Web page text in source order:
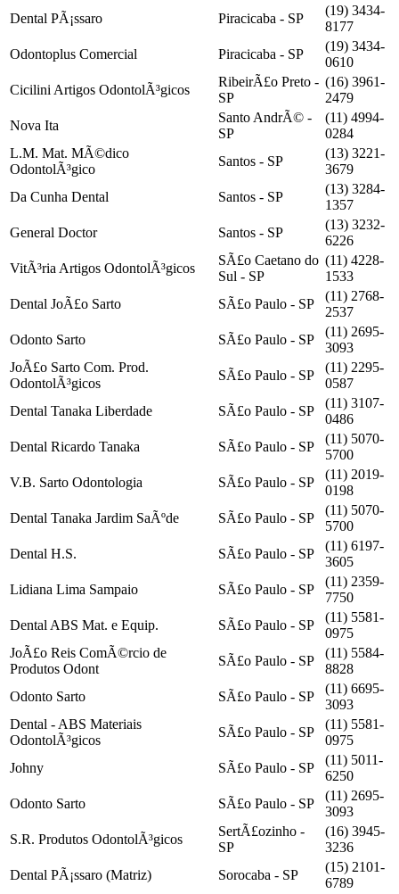
Dental PÃ¡ssaro
Piracicaba - SP
(19) 3434-
8177
Odontoplus Comercial
Piracicaba - SP
(19) 3434-
0610
Cicilini Artigos OdontolÃ³gicos
RibeirÃ£o Preto -
SP
(16) 3961-
2479
Nova Ita
Santo AndrÃ© -
SP
(11) 4994-
0284
L.M. Mat. MÃ©dico
OdontolÃ³gico
Santos - SP
(13) 3221-
3679
Da Cunha Dental
Santos - SP
(13) 3284-
1357
General Doctor
Santos - SP
(13) 3232-
6226
VitÃ³ria Artigos OdontolÃ³gicos
SÃ£o Caetano do
Sul - SP
(11) 4228-
1533
Dental JoÃ£o Sarto
SÃ£o Paulo - SP
(11) 2768-
2537
Odonto Sarto
SÃ£o Paulo - SP
(11) 2695-
3093
JoÃ£o Sarto Com. Prod.
OdontolÃ³gicos
SÃ£o Paulo - SP
(11) 2295-
0587
Dental Tanaka Liberdade
SÃ£o Paulo - SP
(11) 3107-
0486
Dental Ricardo Tanaka
SÃ£o Paulo - SP
(11) 5070-
5700
V.B. Sarto Odontologia
SÃ£o Paulo - SP
(11) 2019-
0198
Dental Tanaka Jardim SaÃºde
SÃ£o Paulo - SP
(11) 5070-
5700
Dental H.S.
SÃ£o Paulo - SP
(11) 6197-
3605
Lidiana Lima Sampaio
SÃ£o Paulo - SP
(11) 2359-
7750
Dental ABS Mat. e Equip.
SÃ£o Paulo - SP
(11) 5581-
0975
JoÃ£o Reis ComÃ©rcio de
Produtos Odont
SÃ£o Paulo - SP
(11) 5584-
8828
Odonto Sarto
SÃ£o Paulo - SP
(11) 6695-
3093
Dental - ABS Materiais
OdontolÃ³gicos
SÃ£o Paulo - SP
(11) 5581-
0975
Johny
SÃ£o Paulo - SP
(11) 5011-
6250
Odonto Sarto
SÃ£o Paulo - SP
(11) 2695-
3093
S.R. Produtos OdontolÃ³gicos
SertÃ£ozinho -
SP
(16) 3945-
3236
Dental PÃ¡ssaro (Matriz)
Sorocaba - SP
(15) 2101-
6789